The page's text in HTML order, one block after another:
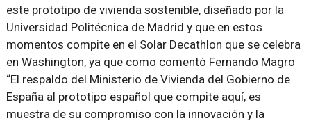
este prototipo de vivienda sostenible, diseñado por la
Universidad Politécnica de Madrid y que en estos
momentos compite en el Solar Decathlon que se celebra
en Washington, ya que como comentó Fernando Magro
“El respaldo del Ministerio de Vivienda del Gobierno de
España al prototipo español que compite aquí, es
muestra de su compromiso con la innovación y la